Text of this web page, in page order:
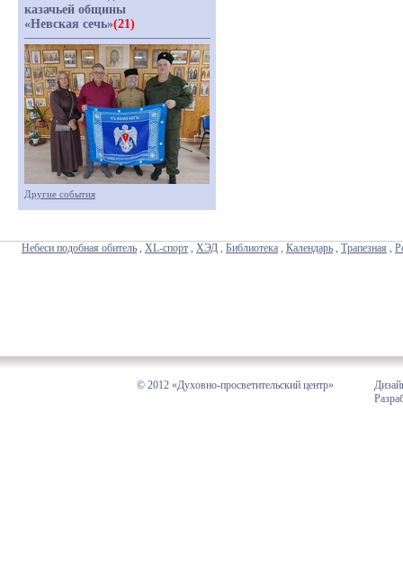
казачьей общины
«Невская сечь»(21)
Другие события
Небеси подобная обитель , XL-спорт , ХЭД , Библиотека , Календарь , Трапезная ,
© 2012 «Духовно-просветительский центр»